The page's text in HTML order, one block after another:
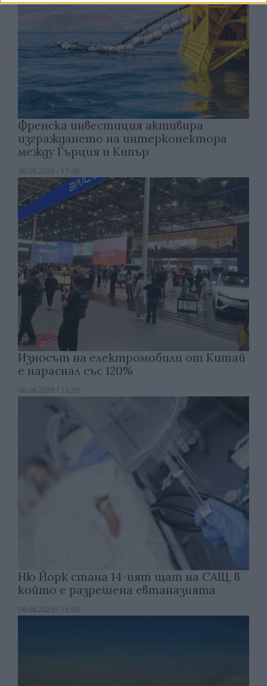
Френска инвестиция активира
изграждането на интерконектора
между Гърция и Кипър
06.08.2026 / 17:06
Износът на електромобили от Китай
е нараснал със 120%
06.08.2026 / 16:30
Ню Йорк стана 14-ият щат на САЩ, в
който е разрешена евтаназията
06.08.2026 / 16:00